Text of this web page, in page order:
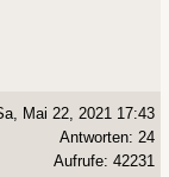
Mai 22, 2021 17:43
Antworten: 24
Aufrufe: 42231